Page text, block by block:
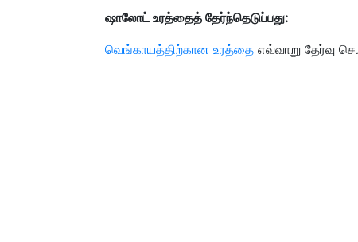
ஷாலோட் உரத்தைத் தேர்ந்தெடுப்பது:
வெங்காயத்திற்கான உரத்தை எவ்வாறு தேர்வு